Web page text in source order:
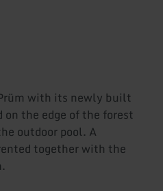
with its newly built
the edge of the forest
outdoor pool. A
together with the